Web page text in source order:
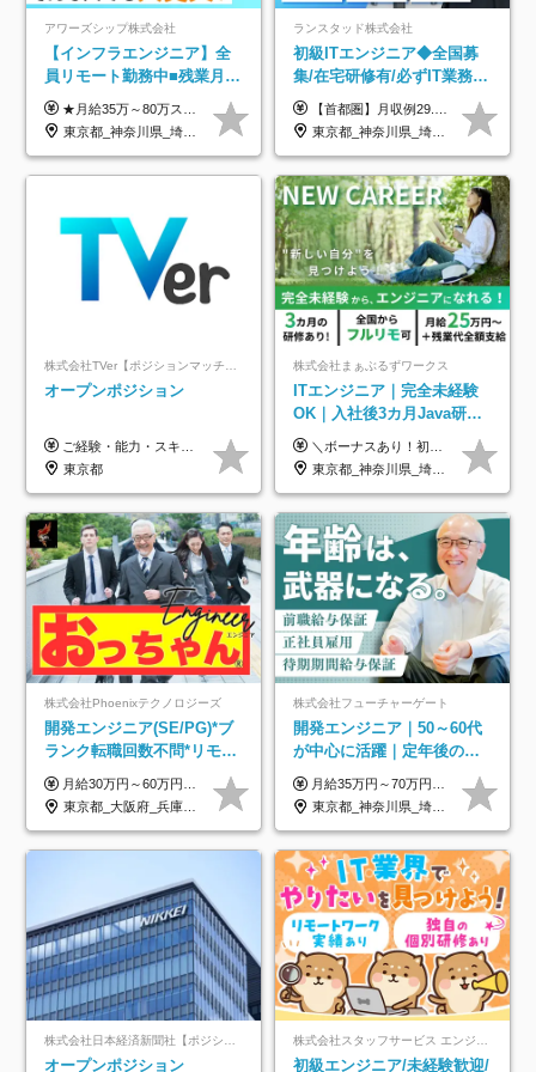
アワーズシップ株式会社
【インフラエンジニア】全
員リモート勤務中■残業月
3h■最大3ヶ月の連休あり■
年休126日■20～30代活躍
中！
★月給35万～80万スタートも可 【未経験の方】 ■月給26万～80万＋賞与年2回（年2ヶ月分） 【何かしらのインフラエンジニア経験をお持ちの方】 ■月給35万～80万＋賞与年2回（年2ヶ月分） ※スキル・経験などを考慮し決定します ※試用期間6ヶ月あり。期間中は契約社員となります。その他の待遇に差異はありません（試用期間終了後、昇給の可能性あり） ※上記金額には固定残業代（月30時間分／4万9600円～15万2600円）を含みます。超過分は別途支給いたします。 ＼頑張りはインセンティブで還元！／ クライアントに貢献度を評価され、当社のエンジニアが追加で案件に参画することになるなど、会社にとって利益になる行動はしっかり評価します。 会社の成長に貢献できていることを実感でき、「もっと頑張ろう」と思える体制づくりを整えています！
東京都_神奈川県_埼玉県_千葉県_大阪府
ランスタッド株式会社
初級ITエンジニア◆全国募
集/在宅研修有/必ずIT業務配
属/月収例29.5万円/Web面接
1回/SE
【首都圏】月収例29.5万円（月給26万円＋諸手当） 【東海・関西】月収例28.5万円（月給25万円＋諸手当） 【九州】月収例26万円（月給23万円＋諸手当） ※経験・スキル・前職給与を踏まえ、総合的に判断して決定します。 例：首都圏 月収例31万円（月給27万円＋諸手当） ◆各種手当 ・通勤手当（上限4万円まで） ・残業代手当（1分単位で全額支給） ※固定残業代制は採用しておりません ・深夜勤務手当 ・資格取得支援（ランクに応じてお祝い金1万円～10万円を支給） ◆昇給：年1回 ◆補足 ・研修中1ヶ月間は、時給1670円となります。 ・試用期間6ヶ月あり。その間の待遇に変更はありません。 ※詳細は面接時にご案内します。
東京都_神奈川県_埼玉県_千葉県_大阪府_愛知県_兵庫県_京都府_福岡県
オープンポジション
ご経験・能力・スキル等により、当社基準にて優遇・相談のうえ決定いたします。
東京都
株式会社まぁぶるずワークス
ITエンジニア｜完全未経験
OK｜入社後3カ月Java研修
｜リモート率8割以上｜充実
のキャリア支援｜残業月10h
＼ボーナスあり！初年度から年収300万円以上／ ■月給25万円～35万円＋残業代全額支給＋各種手当＋賞与年1回 ◎経験・年齢・スキルなどを考慮し、できるだけ優遇します ◎試用期間中(3カ月)は契約社員で、月給21万円＋諸手当になります。 (試用期間中は残業が発生しません。その他の待遇に変更はありません) ----------------- ＼3つの評価軸！実力次第で早期収入アップ！／ 【1】スキル(IT理解、実装力、設計) 【2】実務力(現場評価、コミュ力、品質) 【3】姿勢(自走力、意欲、責任感) この3つの評価軸で、3カ月ごとに評価。社内グレードにより、給与が決まる明確な仕組みです。何ができれば給与が上がるのか分かりやすく、実力や努力次第で早期に収入を増やせます！ 【固定残業代について】 なし（残業代は、実際の労働時間に応じて別途全額支給）
東京都_神奈川県_埼玉県_千葉県_大阪府_愛知県_北海道_青森県_岩手県_宮城県_秋田県_山形県_福島県_茨城県_栃木県_群馬県_新潟県_山梨県_長野県_富山県_石川県_福井県_静岡県_岐阜県_三重県_兵庫県_京都府_滋賀県_奈良県_和歌山県_広島県_岡山県_鳥取県_島根県_山口県_徳島県_香川県_愛媛県_高知県_福岡県_熊本県_佐賀県_長崎県_大分県_宮崎県_鹿児島県_沖縄県
株式会社Phoenixテクノロジーズ
開発エンジニア(SE/PG)*ブ
ランク転職回数不問*リモー
ト案件多数*残業ほぼ0*通院
のための半休制度あり
月給30万円～60万円+住宅手当+職能手当+役職手当+決算賞与+報奨金 ※経験・能力を考慮し、優遇します ※給与には20時間分のみなし時間外手当(3万7000円以上)を含みます(超過時間分は別途追加支給) ※試用期間3～6ヵ月あり(その間の給与、待遇に差異なし) ※場合によって契約社員での採用の可能性あり(面接時に応相談)
東京都_大阪府_兵庫県_京都府_福岡県
株式会社フューチャーゲート
開発エンジニア｜50～60代
が中心に活躍｜定年後の給
与減ナシ｜年収50万円アッ
プ実績／昇給率92％（直近3
年）
月給35万円～70万円（固定残業代30時間分63,869円～を含む）+賞与年1回 ※30時間を超える分は別途支給します ●これまでのご経験・スキル・前職給与をできる限り考慮します ●待機期間も給与を100％支給します ●試用期間中も給与や福利厚生は同じです ≪年収を維持しながら長く働けます！≫ 一般的な企業では55歳や60歳を機に年収が下がりますが、 当社は役職などではなく「スキルや経験」で評価。 エンジニアとして長く働きながら あなたにふさわしい年収を維持できます！
東京都_神奈川県_埼玉県_千葉県
株式会社日本経済新聞社【ポジションマッチ登録】
オープンポジション
株式会社スタッフサービス エンジニアリング事業本部
初級エンジニア/未経験歓迎/